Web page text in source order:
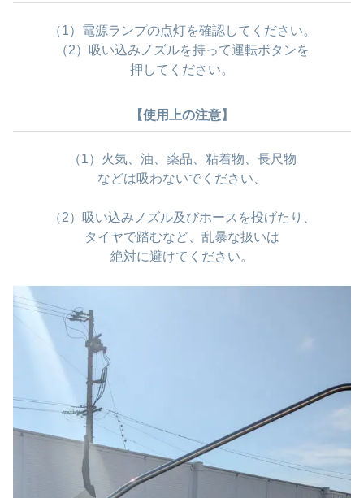
（1）電源ランプの点灯を確認してください。
（2）吸い込みノズルを持って運転ボタンを
押してください。
【使用上の注意】
（1）火気、油、薬品、粘着物、長尺物
などは吸わないでください、
（2）吸い込みノズル及びホースを投げたり、
タイヤで踏むなど、乱暴な扱いは
絶対に避けてください。